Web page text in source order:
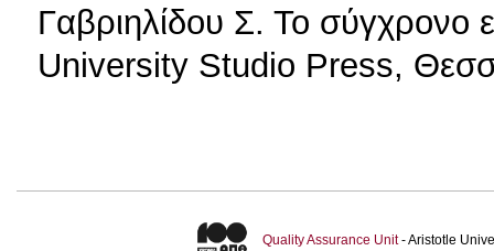
Γαβριηλίδου Σ. Το
University Studio Press,
Quality Assurance Unit- Aristotle